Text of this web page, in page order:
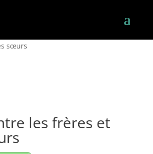
sœurs
les frères et